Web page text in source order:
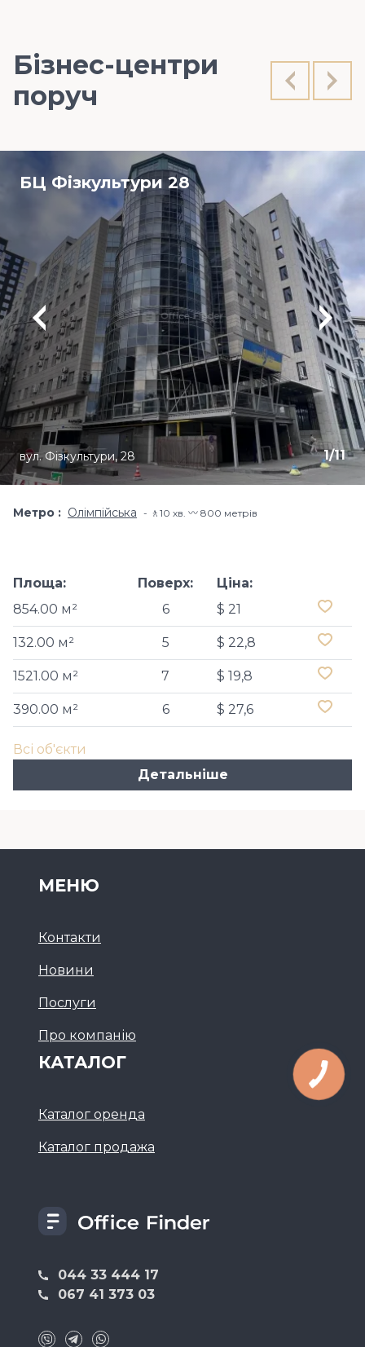
Бізнес-центри
поруч
БЦ Фізкультури 28
1/11
вул. Фізкультури, 28
Метро Олімпійська 🚶10 хв​. 〰️ 800 метрів
Площа:
854.00 м²
Поверх:
6
Ціна:
$ 21
132.00 м² 5 $ 22,8
1521.00 м² 7 $ 19,8
390.00 м² 6 $ 27,6
Всі об'єкти
Детальніше
044 33 444 17
067 41 373 03
МЕНЮ
Контакти
Новини
Послуги
Про компанію
КАТАЛОГ
Каталог оренда
Каталог продажа